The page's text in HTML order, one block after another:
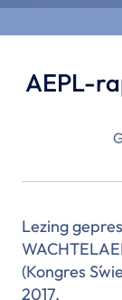
AEPL-
Lezing
(Kongres
2017.